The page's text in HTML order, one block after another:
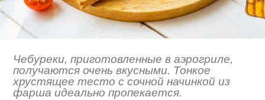
Чебуреки, приготовленные в аэрогриле,
получаются очень вкусными. Тонкое
хрустящее тесто с сочной начинкой из
фарша идеально пропекается.